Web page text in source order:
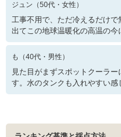
ジュン （50代・ 女性 ）
工事不用で、ただ冷えるだけ
出てこの地球温暖化の高温の今
も （40代・ 男性 ）
見た目がまずスポットクーラ
す。水のタンクも入れやすい感